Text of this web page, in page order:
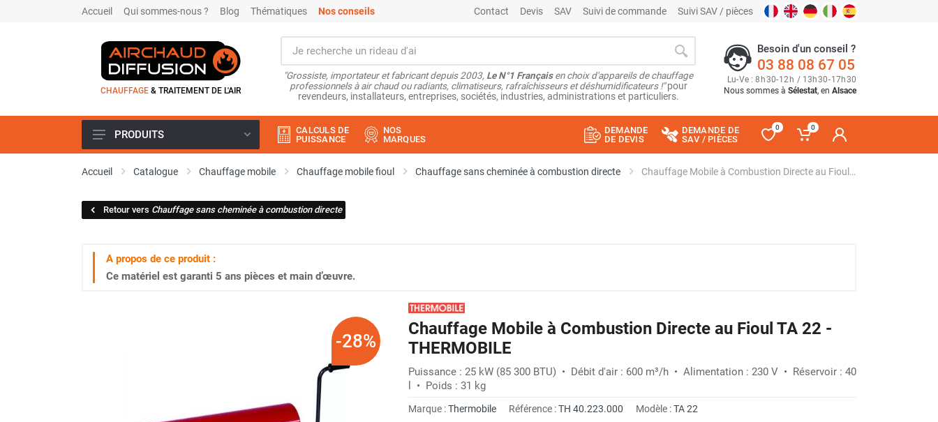
Accueil Qui sommes-nous ? Blog Thématiques Nos conseils Contact Devis SAV Suivi de commande Suivi SAV / pièces
CHAUFFAGE & TRAITEMENT DE L'AIR
"Grossiste, importateur et fabricant depuis 2003, Le N°1 Françaisen choix d'appareils de chauffage
professionnels à air chaud ou radiants, climatiseurs, rafraîchisseurs et déshumidificateurs !"pour
revendeurs, installateurs, entreprises, sociétés, industries, administrations et particuliers.
Besoin d'un conseil ?
03 88 08 67 05
Lu-Ve : 8h30-12h / 13h30-17h30
Nous sommes à Sélestat, en Alsace
Climatiseur
Climatiseur mobile résidentiel et
Rafraîchisseur d'air
Rafraichisseur d'air mobile
PRODUITS
CALCULS DE
PUISSANCE
NOS
MARQUES
DEMANDE
DE DEVIS
DEMANDE DE
SAV / PIÈCES
0 0
Accueil Catalogue Chauffage mobile Chauffage mobile fioul Chauffage sans cheminée à combustion directe Chauffage Mobile à Combustion Directe au Fioul TA 22 - THERMOBILE
Retour vers Chauffage sans cheminée à combustion directe
A propos de ce produit :
Ce matériel est garanti 5 ans pièces et main d’œuvre.
-28% -28%
Chauffage Mobile à Combustion Directe au Fioul TA 22 -
THERMOBILE
Puissance : 25 kW (85 300 BTU) • Débit d'air : 600 m³/h • Alimentation : 230 V • Réservoir : 40
l • Poids : 31 kg
Marque :Thermobile Référence :TH 40.223.000 Modèle :TA 22